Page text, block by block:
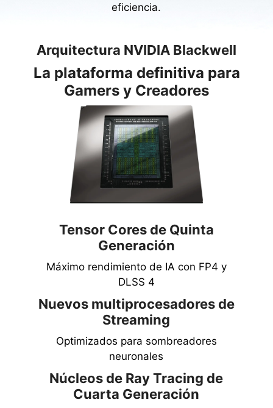
eficiencia.
Arquitectura NVIDIA Blackwell
La plataforma definitiva para
Gamers y Creadores
Tensor Cores de Quinta
Generación
Máximo rendimiento de IA con FP4 y
DLSS 4
Nuevos multiprocesadores de
Streaming
Optimizados para sombreadores
neuronales
Núcleos de Ray Tracing de
Cuarta Generación